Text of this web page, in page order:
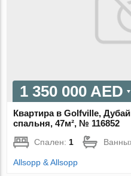
1 350 000 AED
Квартира в Golfville,
спальня, 47м², № 116852
Спален: 1
Allsopp & Allsopp